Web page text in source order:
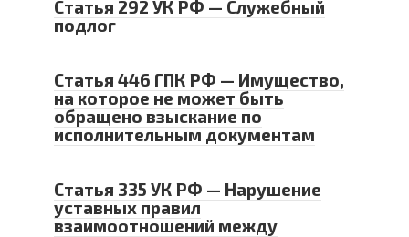
Статья 292 УК РФ — Служебный
подлог
Статья 446 ГПК РФ — Имущество,
на которое не может быть
обращено взыскание по
исполнительным документам
Статья 335 УК РФ — Нарушение
уставных правил
взаимоотношений между